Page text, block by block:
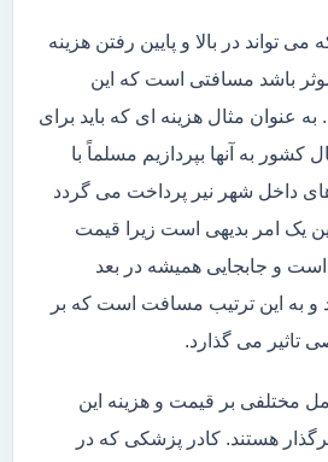
می تواند در بالا و پایین رفتن هزینه
موثر باشد مسافتی است که این
عنوان مثال هزینه ای که باید برای
به آنها بپردازیم مسلماً با
داخل شهر نیر پرداخت می گردد
یک امر بدیهی است زیرا قیمت
است و جابجایی همیشه در بعد
به این ترتیب مسافت است که بر
تاثیر می گذارد.
مختلفی بر قیمت و هزینه این
هستند. کادر پزشکی که در